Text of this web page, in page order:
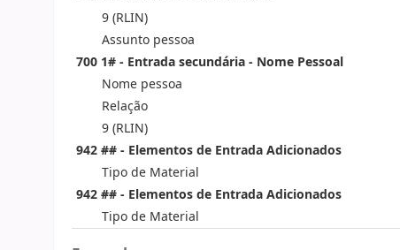
9 (RLIN)
Assunto pessoa
700 1# - Entrada secundária - Nome Pessoal
Nome pessoa
Relação
9 (RLIN)
942 ## - Elementos de Entrada Adicionados
Tipo de Material
942 ## - Elementos de Entrada Adicionados
Tipo de Material